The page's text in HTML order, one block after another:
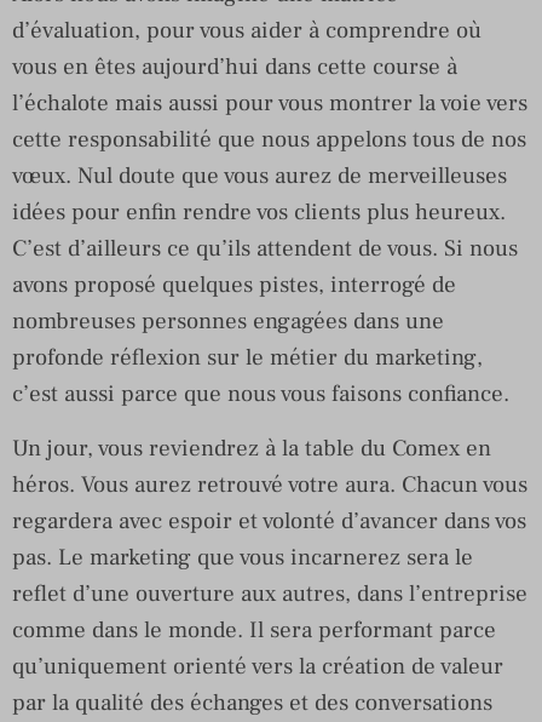
d’évaluation, pour vous aider à comprendre où
vous en êtes aujourd’hui dans cette course à
l’échalote mais aussi pour vous montrer la voie vers
cette responsabilité que nous appelons tous de nos
vœux. Nul doute que vous aurez de merveilleuses
idées pour enfin rendre vos clients plus heureux.
C’est d’ailleurs ce qu’ils attendent de vous. Si nous
avons proposé quelques pistes, interrogé de
nombreuses personnes engagées dans une
profonde réflexion sur le métier du marketing,
c’est aussi parce que nous vous faisons confiance.
Un jour, vous reviendrez à la table du Comex en
héros. Vous aurez retrouvé votre aura. Chacun vous
regardera avec espoir et volonté d’avancer dans vos
pas. Le marketing que vous incarnerez sera le
reflet d’une ouverture aux autres, dans l’entreprise
comme dans le monde. Il sera performant parce
qu’uniquement orienté vers la création de valeur
par la qualité des échanges et des conversations